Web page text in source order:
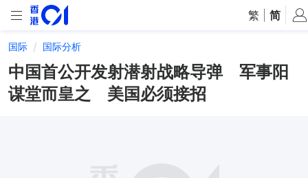
繁 简
国际 国际分析
中国首公开发射潜射战略导弹 军事阳
谋堂而皇之 美国必须接招